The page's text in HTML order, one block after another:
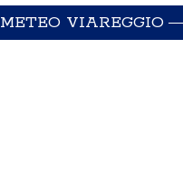
METEO VIAREGGIO